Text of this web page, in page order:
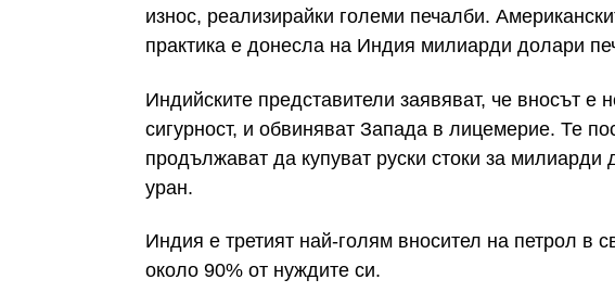
износ, реализирайки големи печалби.
практика е донесла на Индия милиарди долари
Индийските представители заявяват, че вносът е
сигурност, и обвиняват Запада в лицемерие. Те
продължават да купуват руски стоки за милиарди
уран.
Индия е третият най-голям вносител на петрол в
около 90% от нуждите си.